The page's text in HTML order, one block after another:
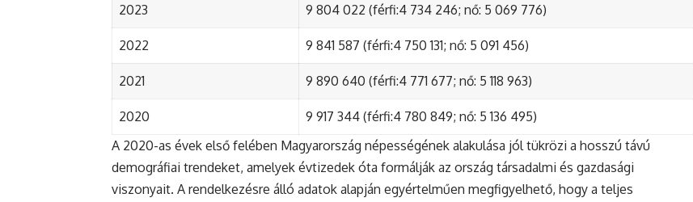
2023 9 804 022 (férfi:4 734 246; nő: 5 069 776)
2022 9 841 587 (férfi:4 750 131; nő: 5 091 456)
2021 9 890 640 (férfi:4 771 677; nő: 5 118 963)
2020
9 917 344 (férfi:4 780 849; nő: 5 136 495)
A 2020-as évek első felében Magyarország népességének alakulása jól tükrözi a hosszú távú
demográfiai trendeket, amelyek évtizedek óta formálják az ország társadalmi és gazdasági
viszonyait. A rendelkezésre álló adatok alapján egyértelműen megfigyelhető, hogy a teljes